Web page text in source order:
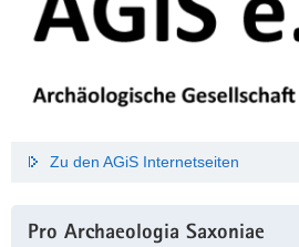
Zu den AGiS Internetseiten
Pro Archaeologia Saxoniae